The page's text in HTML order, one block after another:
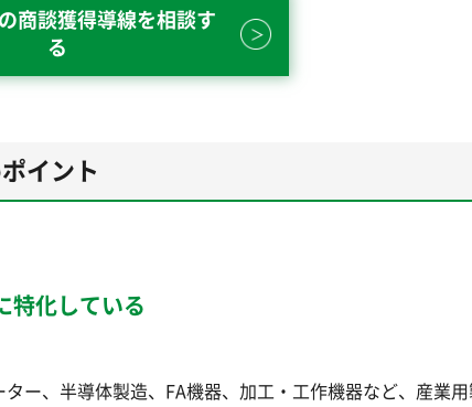
商談獲得導線を相談す
る
イント
特化している
ー、半導体製造、FA機器、加工・工作機器など、産業